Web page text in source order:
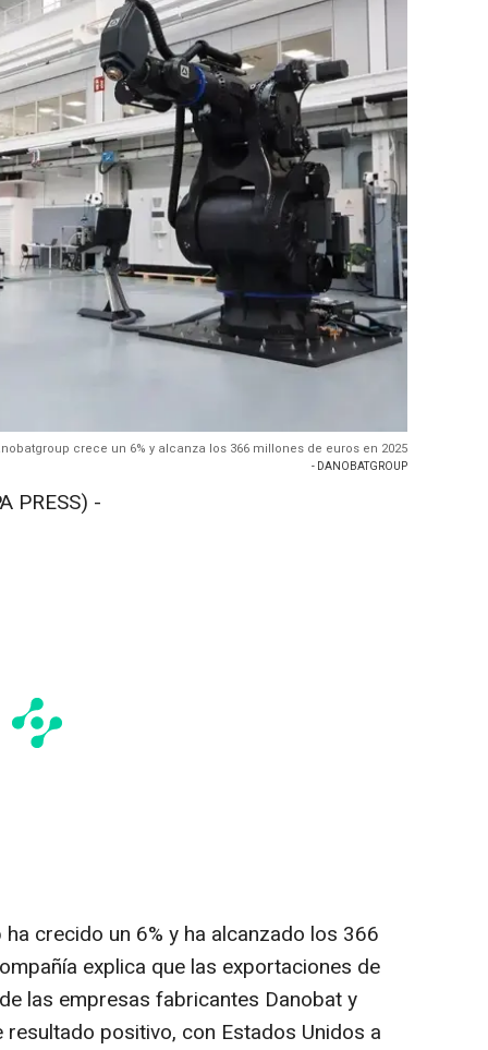
crece un 6% y alcanza los 366 millones de euros en 2025
- DANOBATGROUP
PRESS) -
crecido un 6% y ha alcanzado los 366
explica que las exportaciones de
las empresas fabricantes Danobat y
positivo, con Estados Unidos a